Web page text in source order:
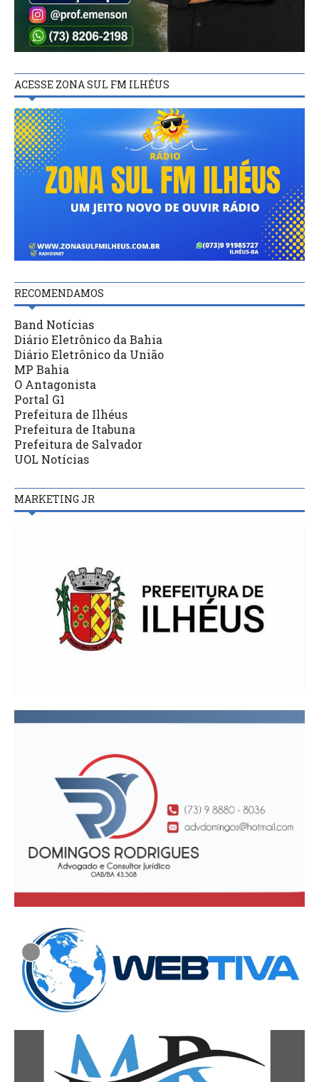
ACESSE ZONA SUL FM ILHÉUS
RECOMENDAMOS
Band Notícias
Diário Eletrônico da Bahia
Diário Eletrônico da União
MP Bahia
O Antagonista
Portal G1
Prefeitura de Ilhéus
Prefeitura de Itabuna
Prefeitura de Salvador
UOL Notícias
MARKETING JR